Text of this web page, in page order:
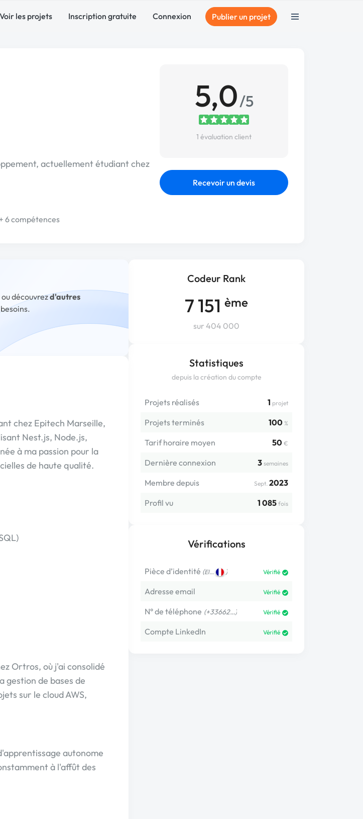
Voir les projets Inscription gratuite Connexion Publier un projet
actuellement étudiant chez
+ 6 compétences
5,0/5
1 évaluation client
Recevoir un devis
Codeur Rank
7 151 ème
sur 404 000
Statistiques
depuis la création du compte
Projets réalisés 1 projet
Projets terminés 100 %
Tarif horaire moyen 50 €
Dernière connexion 3 semaines
Membre depuis Sept. 2023
Profil vu
1 085 fois
Vérifications
Pièce d’identité (El… ) Vérifié
Adresse email Vérifié
N° de téléphone (+33662…) Vérifié
Compte LinkedIn Vérifié
découvrezd'autres
chez Epitech Marseille,
Nest.js, Node.js,
à ma passion pour la
de haute qualité.
Ortros, où j'ai consolidé
gestion de bases de
sur le cloud AWS,
autonome
à l'affût des